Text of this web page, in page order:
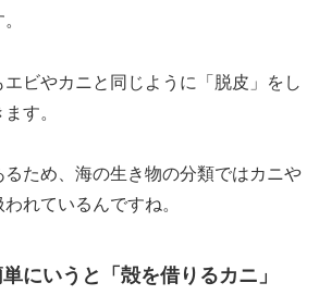
ビやカニと同じように「脱皮」をし
す。
るため、海の生き物の分類ではカニや
れているんですね。
にいうと「殻を借りるカニ」